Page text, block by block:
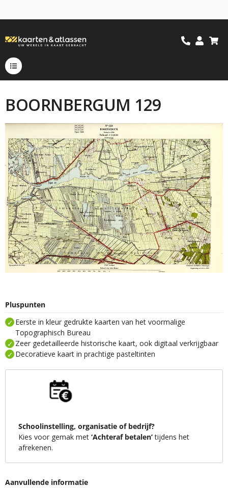
BOORNBERGUM 129
Pluspunten
Eerste in kleur gedrukte kaarten van het voormalige
Topographisch Bureau
Zeer gedetailleerde historische kaart, ook digitaal verkrijgbaar
Decoratieve kaart in prachtige pasteltinten
Schoolinstelling, organisatie of bedrijf?
Kies voor gemak met ‘Achteraf betalen’tijdens het
afrekenen.
Aanvullende informatie